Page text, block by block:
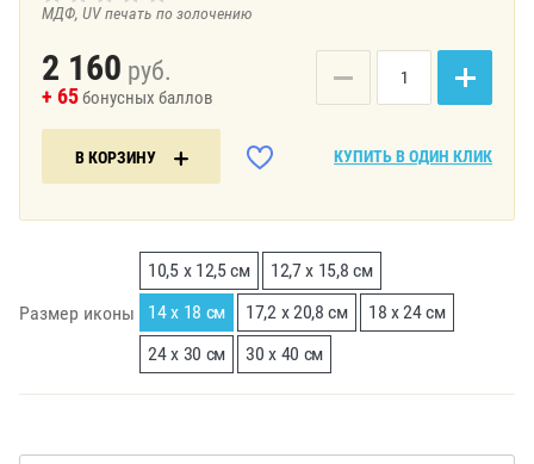
МДФ, UV печать по золочению
2 160 руб.
+ 65бонусных баллов
В КОРЗИНУ КУПИТЬ В ОДИН КЛИК
Размер иконы
10,5 х 12,5 см
12,7 х 15,8 см
14 х 18 см
17,2 х 20,8 см
18 х 24 см
24 х 30 см
30 х 40 см